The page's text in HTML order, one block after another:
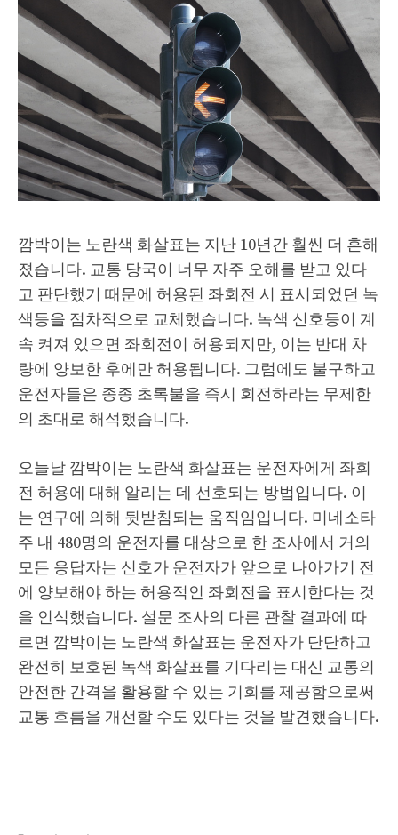
깜박이는 노란색 화살표는 지난 10년간 훨씬 더 흔해
졌습니다. 교통 당국이 너무 자주 오해를 받고 있다
고 판단했기 때문에 허용된 좌회전 시 표시되었던 녹
색등을 점차적으로 교체했습니다. 녹색 신호등이 계
속 켜져 있으면 좌회전이 허용되지만, 이는 반대 차
량에 양보한 후에만 허용됩니다. 그럼에도 불구하고
운전자들은 종종 초록불을 즉시 회전하라는 무제한
의 초대로 해석했습니다.
오늘날 깜박이는 노란색 화살표는 운전자에게 좌회
전 허용에 대해 알리는 데 선호되는 방법입니다. 이
는 연구에 의해 뒷받침되는 움직임입니다. 미네소타
주 내 480명의 운전자를 대상으로 한 조사에서 거의
모든 응답자는 신호가 운전자가 앞으로 나아가기 전
에 양보해야 하는 허용적인 좌회전을 표시한다는 것
을 인식했습니다. 설문 조사의 다른 관찰 결과에 따
르면 깜박이는 노란색 화살표는 운전자가 단단하고
완전히 보호된 녹색 화살표를 기다리는 대신 교통의
안전한 간격을 활용할 수 있는 기회를 제공함으로써
교통 흐름을 개선할 수도 있다는 것을 발견했습니다.